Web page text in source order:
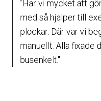
"Har vi mycket att
med så hjälper till
plockar. Där var vi
manuellt. Alla fixade
busenkelt."